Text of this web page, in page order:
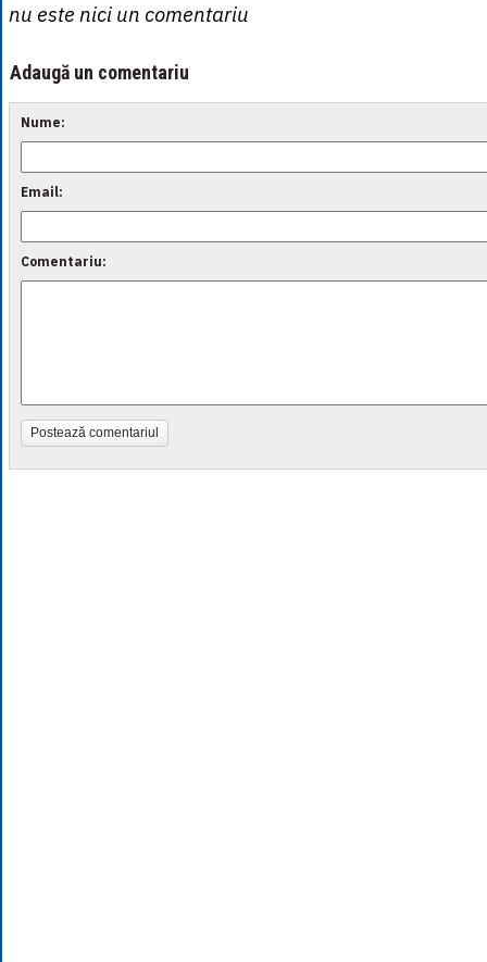
nu este nici un comentariu
Adaugă un comentariu
Nume:
Email:
Comentariu:
Postează comentariul